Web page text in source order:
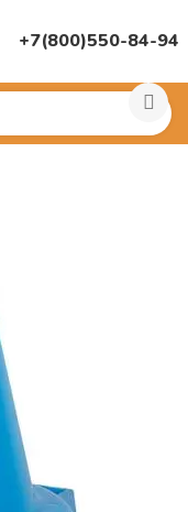
+7(800)550-84-94
Спортивный